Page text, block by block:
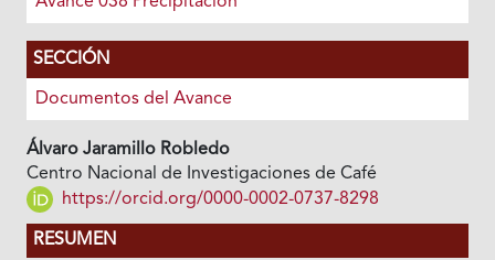
SECCIÓN
Documentos del Avance
Álvaro Jaramillo Robledo
Centro Nacional de Investigaciones de Café
https://orcid.org/0000-0002-0737-8298
RESUMEN